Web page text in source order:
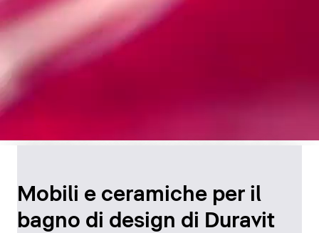
il bagno
Scopri di più
Mobili e ceramiche per il
bagno di design di Duravit